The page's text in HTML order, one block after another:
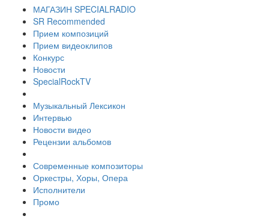
МАГАЗИН SPECIALRADIO
SR Recommended
Прием композиций
Прием видеоклипов
Конкурс
Новости
SpecialRockTV
Музыкальный Лексикон
Интервью
Новости видео
Рецензии альбомов
Современные композиторы
Оркестры, Хоры, Опера
Исполнители
Промо